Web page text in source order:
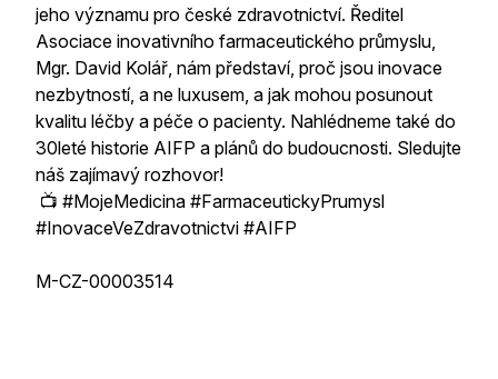
jeho významu pro české zdravotnictví. Ředitel
Asociace inovativního farmaceutického průmyslu,
Mgr. David Kolář, nám představí, proč jsou inovace
nezbytností, a ne luxusem, a jak mohou posunout
kvalitu léčby a péče o pacienty. Nahlédneme také do
30leté historie AIFP a plánů do budoucnosti. Sledujte
náš zajímavý rozhovor!
📺 #MojeMedicina #FarmaceutickyPrumysl
#InovaceVeZdravotnictvi #AIFP
M-CZ-00003514